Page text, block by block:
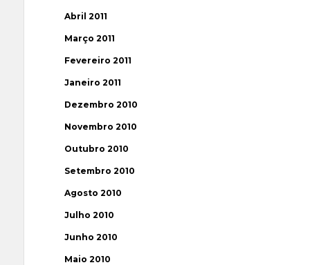
Abril 2011
Março 2011
Fevereiro 2011
Janeiro 2011
Dezembro 2010
Novembro 2010
Outubro 2010
Setembro 2010
Agosto 2010
Julho 2010
Junho 2010
Maio 2010